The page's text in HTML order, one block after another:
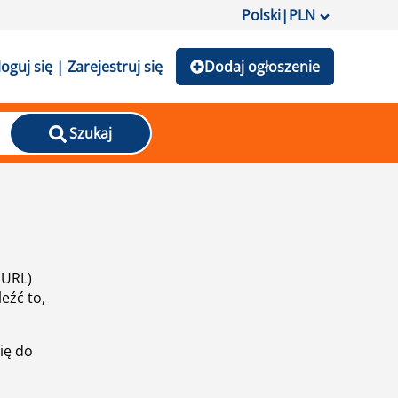
Polski|PLN
się | Zarejestruj się Dodaj ogłoszenie
Szukaj
to,
do